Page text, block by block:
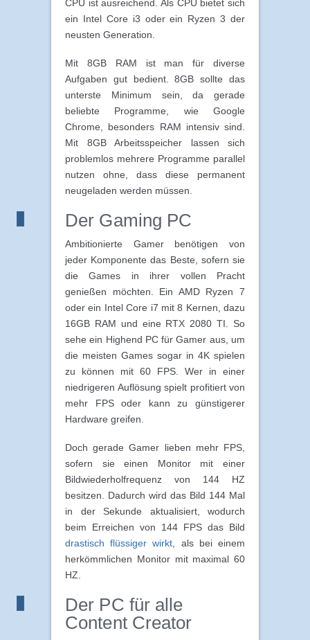
CPU ist ausreichend. Als CPU bietet sich
ein Intel Core i3 oder ein Ryzen 3 der
neusten Generation.
Mit 8GB RAM ist man für diverse
Aufgaben gut bedient. 8GB sollte das
unterste Minimum sein, da gerade
beliebte Programme, wie Google
Chrome, besonders RAM intensiv sind.
Mit 8GB Arbeitsspeicher lassen sich
problemlos mehrere Programme parallel
nutzen ohne, dass diese permanent
neugeladen werden müssen.
Der Gaming PC
Ambitionierte Gamer benötigen von
jeder Komponente das Beste, sofern sie
die Games in ihrer vollen Pracht
genießen möchten. Ein AMD Ryzen 7
oder ein Intel Core i7 mit 8 Kernen, dazu
16GB RAM und eine RTX 2080 TI. So
sehe ein Highend PC für Gamer aus, um
die meisten Games sogar in 4K spielen
zu können mit 60 FPS. Wer in einer
niedrigeren Auflösung spielt profitiert von
mehr FPS oder kann zu günstigerer
Hardware greifen.
Doch gerade Gamer lieben mehr FPS,
sofern sie einen Monitor mit einer
Bildwiederholfrequenz von 144 HZ
besitzen. Dadurch wird das Bild 144 Mal
in der Sekunde aktualisiert, wodurch
beim Erreichen von 144 FPS das Bild
drastisch flüssiger wirkt , als bei einem
herkömmlichen Monitor mit maximal 60
HZ.
Der PC für alle
Content Creator